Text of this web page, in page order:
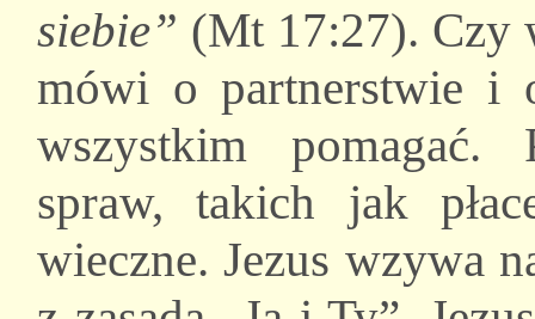
siebie” (Mt 17:27). Czy
mówi o partnerstwie i
wszystkim pomagać.
spraw, takich jak
wieczne. Jezus wzywa